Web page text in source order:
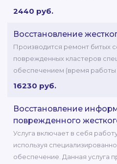
2440 руб.
Восстановление
Производится ремонт битых
поврежденных кластеров
обеспечением (время работы
16230 руб.
Восстановление
поврежденного
Услуга включает в себя
используя
обеспечение. Данная услуга